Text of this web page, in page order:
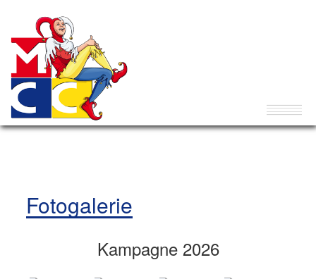
Fotogalerie
Kampagne 2026